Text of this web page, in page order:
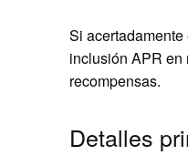
Si
inclusión APR en
recompensas.
Detalles